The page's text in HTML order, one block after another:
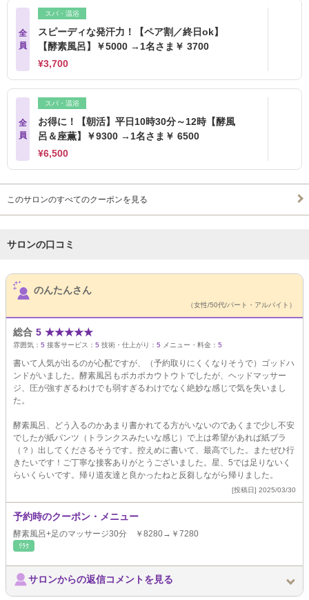
全
員
スパ・温浴
スピーディな発汗力！【ペア割／終日ok】
【酵素風呂】￥5000 →1名さま￥ 3700
¥3,700
全
員
スパ・温浴
お得に！【朝活】平日10時30分～12時【酵風
呂＆座薫】￥9300 →1名さま￥ 6500
¥6,500
このサロンのすべてのクーポンを見る
サロンの口コミ
サロンPick Up
のんたんさん
（女性/50代/パート・アルバイト）
総合 5 ★★★★★
雰囲気： 5 接客サービス： 5 技術・仕上がり： 5 メニュー・料金： 5
書いて人気が出るのが心配ですが、（予約取りにくくなりそうで）ゴッドハ
ンドがいました。酵素風呂もポカポカウトウトでしたが、ヘッドマッサー
ジ、圧が強すぎるわけでも弱すぎるわけでなく絶妙な感じで気を失いまし
た。
酵素風呂、どう入るのかあまり書かれてる方がいないのであくまで少し不安
でしたが紙パンツ（トランクスみたいな感じ）で上は希望があれば紙ブラ
（？）出してくださるそうです。控えめに書いて、最高でした。またぜひ行
きたいです！ご丁寧な接客ありがとうございました。星、5では足りないく
らいくらいです。帰り道友達と良かったねと反芻しながら帰りました。
[投稿日] 2025/03/30
予約時のクーポン・メニュー
酵素風呂+足のマッサージ30分 ￥8280→￥7280
ﾘﾗｸ
サロンからの返信コメントを見る